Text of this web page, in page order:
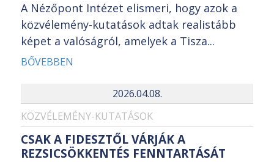
A Nézőpont Intézet elismeri, hogy azok a
közvélemény-kutatások adtak realistább
képet a valóságról, amelyek a Tisza...
BŐVEBBEN
2026.04.08.
KÖZVÉLEMÉNY-KUTATÁSOK
CSAK A FIDESZTŐL VÁRJÁK A
REZSICSÖKKENTÉS FENNTARTÁSÁT